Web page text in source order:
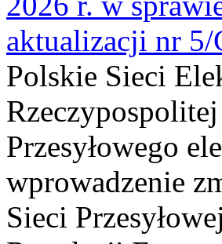
aktualizacji nr
Polskie Sieci
Przesyłowego
wprowadzenie
Sieci